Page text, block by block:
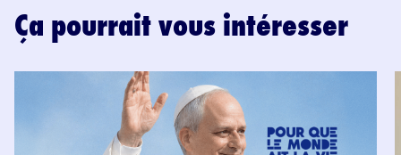
Ça pourrait vous intéresser